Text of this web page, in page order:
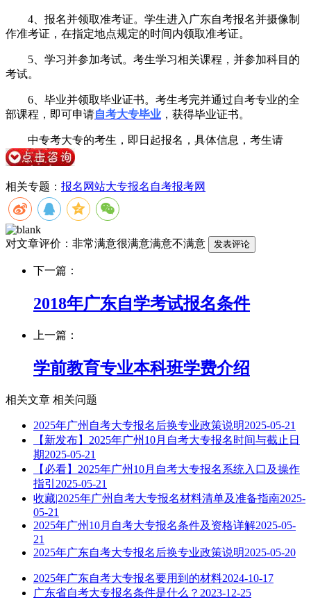
4、报名并领取准考证。学生进入广东自考报名并摄像制
作准考证，在指定地点规定的时间内领取准考证。
5、学习并参加考试。考生学习相关课程，并参加科目的
考试。
6、毕业并领取毕业证书。考生考完并通过自考专业的全
部课程，即可申请自考大专毕业 ，获得毕业证书。
中专考大专的考生，即日起报名，具体信息，考生请
相关专题： 报名网站大专报名 自考报考网
对文章评价： 非常满意很满意满意不满意
下一篇：
2018年广东自学考试报名条件
上一篇：
学前教育专业本科班学费介绍
相关文章 相关问题
2025年广州自考大专报名后换专业政策说明2025-05-21
【新发布】2025年广州10月自考大专报名时间与截止日
期2025-05-21
【必看】2025年广州10月自考大专报名系统入口及操作
指引 2025-05-21
收藏|2025年广州自考大专报名材料清单及准备指南2025-
05-21
2025年广州10月自考大专报名条件及资格详解2025-05-
21
2025年广东自考大专报名后换专业政策说明2025-05-20
2025年广东自考大专报名要用到的材料2024-10-17
广东省自考大专报名条件是什么？ 2023-12-25